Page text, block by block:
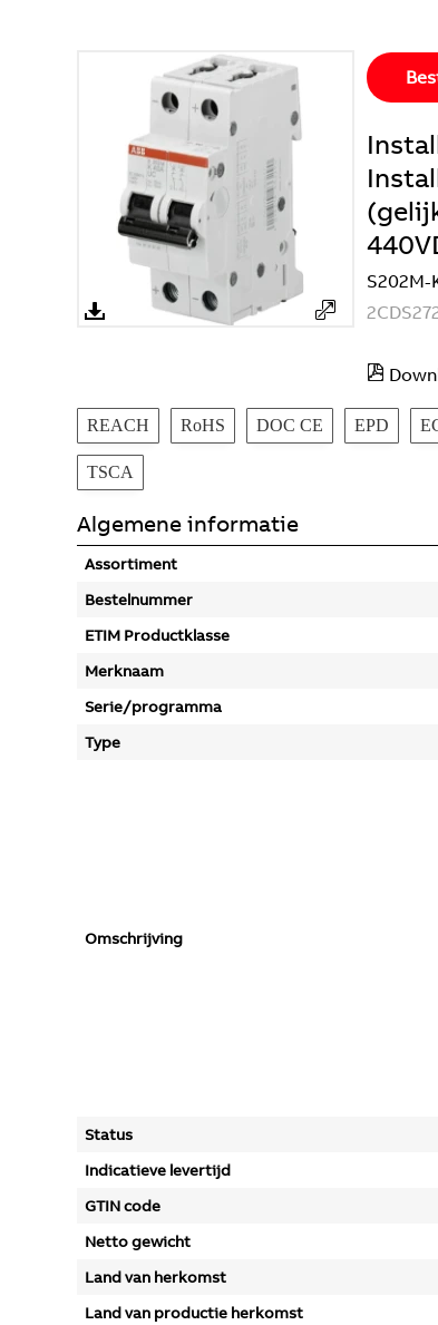
S202M-
REACH RoHS DOC CE EPD
TSCA
Algemene informatie
Assortiment
Bestelnummer
ETIM Productklasse
Merknaam
Serie/programma
Type
Omschrijving
Status
Indicatieve levertijd
GTIN code
Netto gewicht
Land van herkomst
Land van productie herkomst